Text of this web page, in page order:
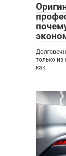
только из
как